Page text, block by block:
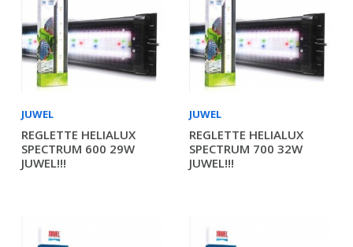
JUWEL
REGLETTE HELIALUX
SPECTRUM 600 29W
JUWEL!!!
JUWEL
REGLETTE HELIALUX
SPECTRUM 700 32W
JUWEL!!!